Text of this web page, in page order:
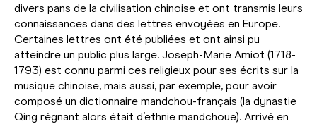
divers pans de la civilisation chinoise et ont transmis leurs
connaissances dans des lettres envoyées en Europe.
Certaines lettres ont été publiées et ont ainsi pu
atteindre un public plus large. Joseph-Marie Amiot (1718-
1793) est connu parmi ces religieux pour ses écrits sur la
musique chinoise, mais aussi, par exemple, pour avoir
composé un dictionnaire mandchou-français (la dynastie
Qing régnant alors était d’ethnie mandchoue). Arrivé en